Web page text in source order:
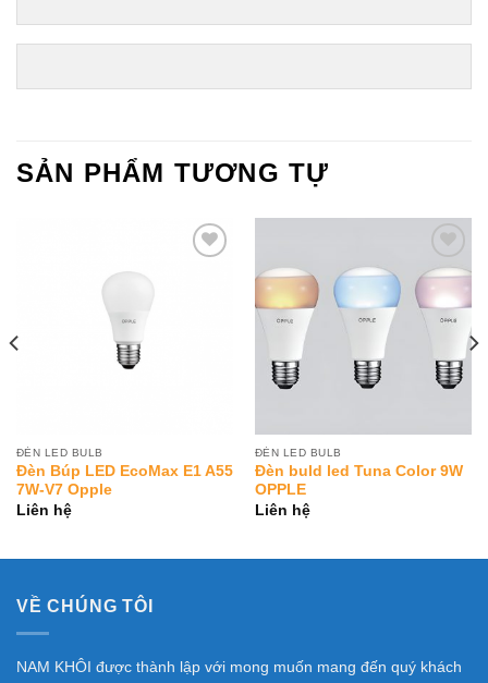
SẢN PHẨM TƯƠNG TỰ
ĐÈN LED BULB
Đèn Búp LED EcoMax E1 A55
7W-V7 Opple
Liên hệ
Add to
Wishlist
ĐÈN LED BULB
Đèn buld led Tuna Color 9W
OPPLE
Liên hệ
VỀ CHÚNG TÔI
NAM KHÔI được thành lập với mong muốn mang đến quý khách